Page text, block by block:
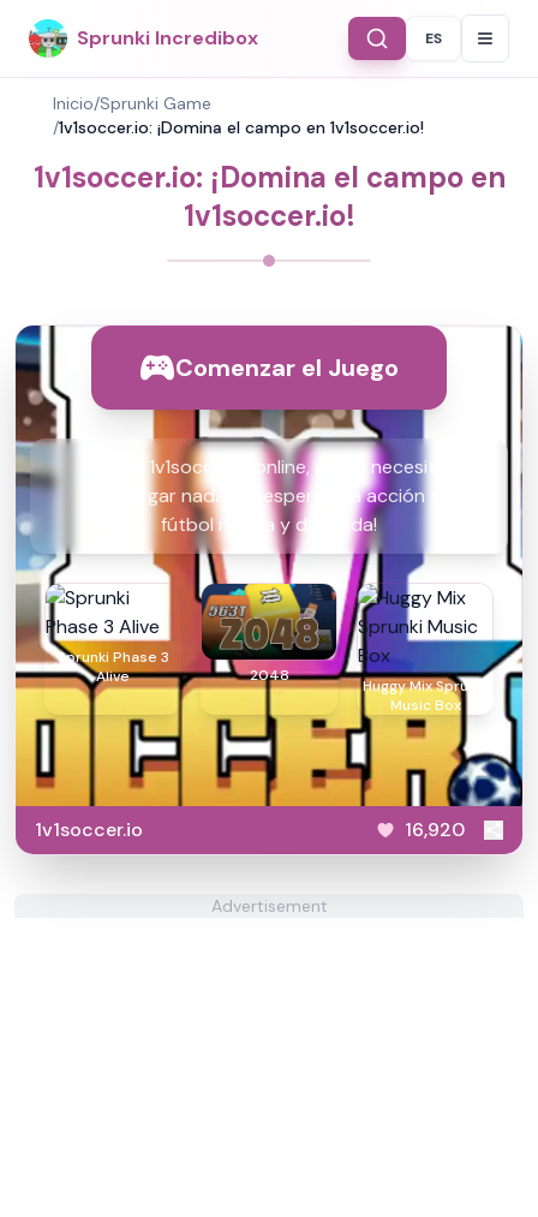
Sprunki Incredibox Select
ES
Inicio/Sprunki Game
/1v1soccer.io: ¡Domina el campo en 1v1soccer.io!
1v1soccer.io: ¡Domina el campo en
1v1soccer.io!
Comenzar el Juego
Juega 1v1soccer.io online, ¡no se necesita
descargar nada! ¡Te espera una acción de
fútbol rápida y divertida!
Sprunki Phase 3
Alive
2048
Huggy Mix Sprunki
Music Box
1v1soccer.io 16,920
Advertisement